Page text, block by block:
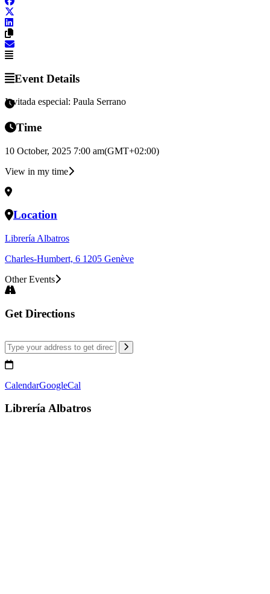
Event Details
Invitada especial: Paula Serrano
Time
10 October, 2025 7:00 am(GMT+02:00)
View in my time
Location
Librería Albatros
Charles-Humbert, 6 1205 Genève
Other Events
Get Directions
CalendarGoogleCal
Librería Albatros